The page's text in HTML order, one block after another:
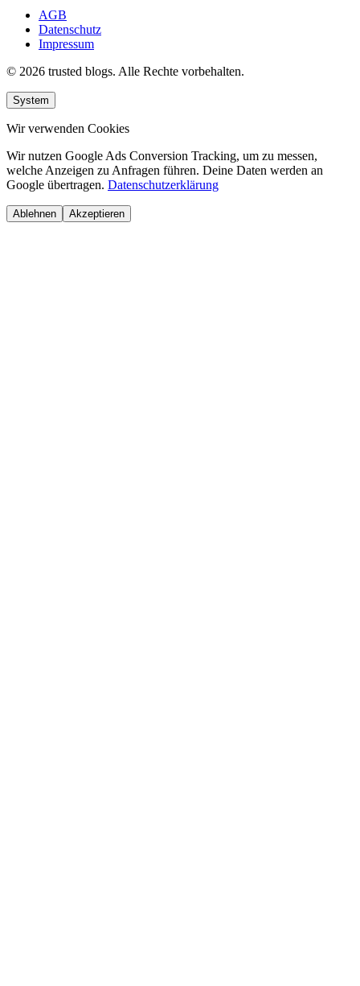
AGB
Datenschutz
Impressum
© 2026 trusted blogs. Alle Rechte vorbehalten.
System
Wir verwenden Cookies
Wir nutzen Google Ads Conversion Tracking, um zu messen,
welche Anzeigen zu Anfragen führen. Deine Daten werden an
Google übertragen. Datenschutzerklärung
Ablehnen Akzeptieren